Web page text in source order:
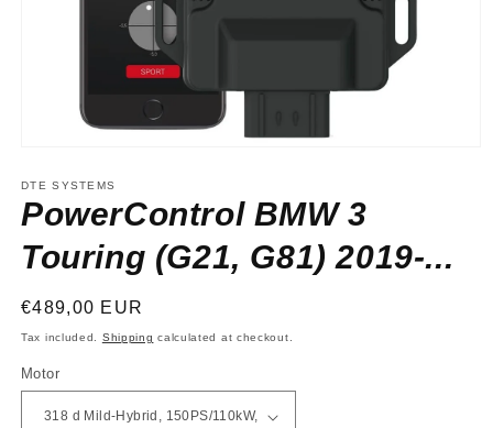
1
in
modal
DTE SYSTEMS
PowerControl BMW 3
Touring (G21, G81) 2019-...
Regular
price
€489,00 EUR
Tax included. Shipping calculated at checkout.
Motor